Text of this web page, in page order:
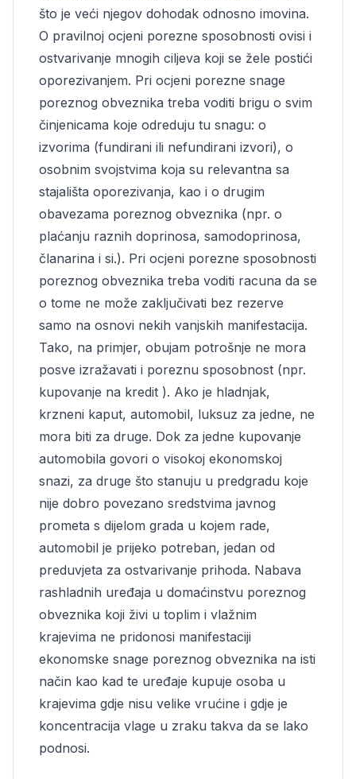
što je veći njegov dohodak odnosno imovina.
O pravilnoj ocjeni porezne sposobnosti ovisi i
ostvarivanje mnogih ciljeva koji se žele postići
oporezivanjem. Pri ocjeni porezne snage
poreznog obveznika treba voditi brigu o svim
činjenicama koje odreduju tu snagu: o
izvorima (fundirani ili nefundirani izvori), o
osobnim svojstvima koja su relevantna sa
stajališta oporezivanja, kao i o drugim
obavezama poreznog obveznika (npr. o
plaćanju raznih doprinosa, samodoprinosa,
članarina i si.). Pri ocjeni porezne sposobnosti
poreznog obveznika treba voditi racuna da se
o tome ne može zaključivati bez rezerve
samo na osnovi nekih vanjskih manifestacija.
Tako, na primjer, obujam potrošnje ne mora
posve izražavati i poreznu sposobnost (npr.
kupovanje na kredit ). Ako je hladnjak,
krzneni kaput, automobil, luksuz za jedne, ne
mora biti za druge. Dok za jedne kupovanje
automobila govori o visokoj ekonomskoj
snazi, za druge što stanuju u predgradu koje
nije dobro povezano sredstvima javnog
prometa s dijelom grada u kojem rade,
automobil je prijeko potreban, jedan od
preduvjeta za ostvarivanje prihoda. Nabava
rashladnih uređaja u domaćinstvu poreznog
obveznika koji živi u toplim i vlažnim
krajevima ne pridonosi manifestaciji
ekonomske snage poreznog obveznika na isti
način kao kad te uređaje kupuje osoba u
krajevima gdje nisu velike vrućine i gdje je
koncentracija vlage u zraku takva da se lako
podnosi.